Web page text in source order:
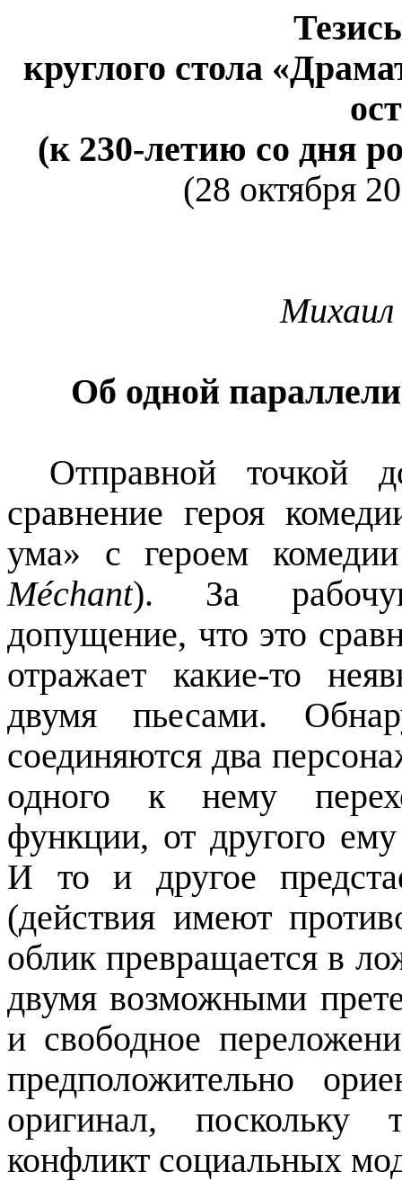
круглого стола
(к 230-летию со дня
(28 октября
Михаил
Об одной
Отправной точкой
сравнение героя
ума» с героем
Méchant). За
допущение, что это
отражает какие-то
двумя пьесами.
соединяются два
одного к нему
функции, от другого
И то и другое
(действия имеют
облик превращается в
двумя возможными
и свободное
предположительно
оригинал,
конфликт социальных